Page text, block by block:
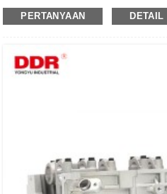
adalah pada kualitas dan layanan.
sertifikat otentikasi ISO16949, "Kepala
PERTANYAAN DETAIL